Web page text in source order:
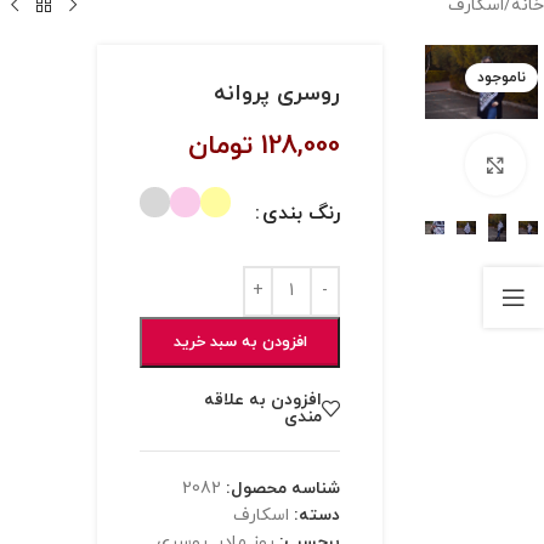
خانه/اسکارف
ناموجود
روسری پروانه
128,000 تومان
رنگ بندی
افزودن به سبد خرید
افزودن به علاقه
مندی
شناسه محصول: 2082
دسته: اسکارف